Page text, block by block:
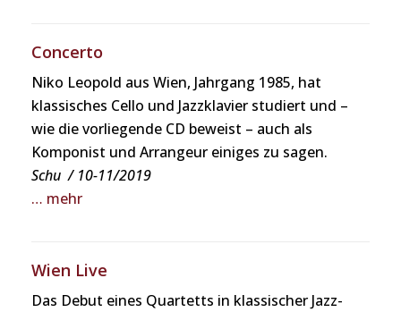
Concerto
Niko Leopold aus Wien, Jahrgang 1985, hat
klassisches Cello und Jazzklavier studiert und –
wie die vorliegende CD beweist – auch als
Komponist und Arrangeur einiges zu sagen.
Schu / 10-11/2019
… mehr
Wien Live
Das Debut eines Quartetts in klassischer Jazz-